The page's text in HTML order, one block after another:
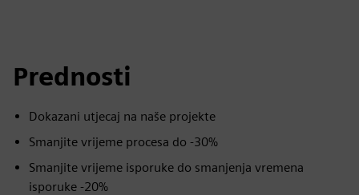
Prednosti
Dokazani utjecaj na naše projekte
Smanjite vrijeme procesa do -30%
Smanjite vrijeme isporuke do smanjenja vremena
isporuke -20%